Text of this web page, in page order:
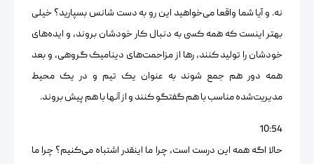
نه. و آیا شما واقعا می‌خواهید این رو به دست شانس بسپارید؟ خیلی
بهتر اینست که همه کسی به دنبال کار خودشان بروند، و ایده‌های
خودشان را تولید کنند، رها از مزاحمت‌های دینامیک گروهی، و بعد
همه دور هم جمع شوند به عنوان یک تیم و در یک محیط
مدیریت‌شده مناسب با هم گفتگو کنند و از آنها با هم پیش بروند.
10:54
حالا اگه همه این درست است، چرا ما اینقدر اشتباه می‌کنیم؟ چرا ما